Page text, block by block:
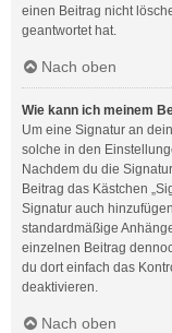
einen Beitrag nicht
geantwortet hat.
Nach oben
Wie kann ich meinem
Um eine Signatur an
solche in den
Nachdem du die
Beitrag das Kästchen
Signatur auch
standardmäßige
einzelnen Beitrag
du dort einfach das
deaktivieren.
Nach oben